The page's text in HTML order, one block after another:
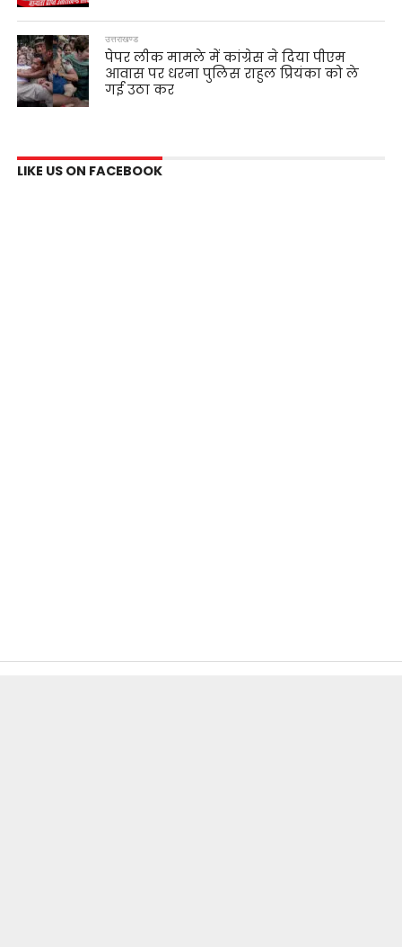
उत्तराखण्ड
पेपर लीक मामले में कांग्रेस ने दिया पीएम
आवास पर धरना पुलिस राहुल प्रियंका को ले
गई उठा कर
LIKE US ON FACEBOOK